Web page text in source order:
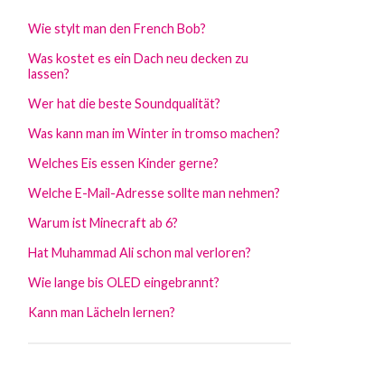
Wie stylt man den French Bob?
Was kostet es ein Dach neu decken zu
lassen?
Wer hat die beste Soundqualität?
Was kann man im Winter in tromso machen?
Welches Eis essen Kinder gerne?
Welche E-Mail-Adresse sollte man nehmen?
Warum ist Minecraft ab 6?
Hat Muhammad Ali schon mal verloren?
Wie lange bis OLED eingebrannt?
Kann man Lächeln lernen?